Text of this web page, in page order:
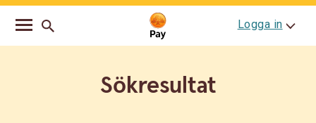
Go
Skip
Logga in
Sökresultat